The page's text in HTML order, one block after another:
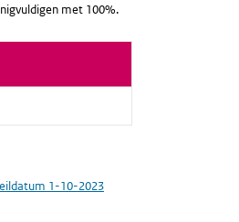
met 100%.
1-10-2023